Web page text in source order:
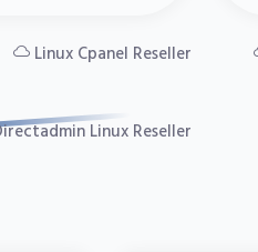
Linux Cpanel Reseller
Linux Reseller